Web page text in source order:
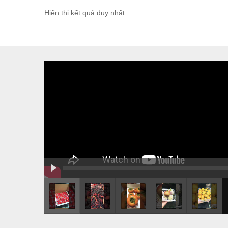
Hiển thị kết quả duy nhất